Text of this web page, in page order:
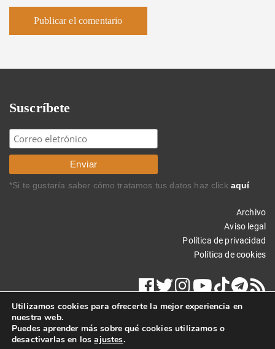
Suscríbete
*Si te gustaría saber cómo tratamos tus datos haz click aquí
Archivo
Aviso legal
Política de privacidad
Política de cookies
Copyright © 2024 Carlos Rodríguez Braun. Todos los derechos
Utilizamos cookies para ofrecerte la mejor experiencia en
nuestra web.
Puedes aprender más sobre qué cookies utilizamos o
desactivarlas en losajustes.